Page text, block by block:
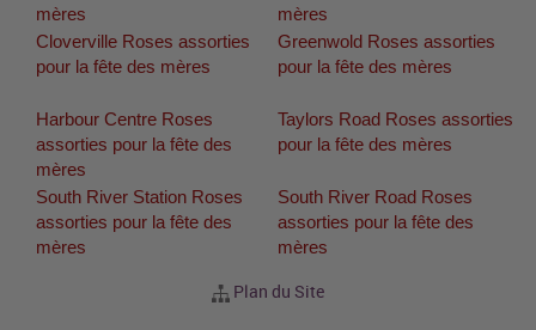
mères
mères
Cloverville Roses assorties
pour la fête des mères
Greenwold Roses assorties
pour la fête des mères
Harbour Centre Roses
assorties pour la fête des
mères
Taylors Road Roses assorties
pour la fête des mères
South River Station Roses
assorties pour la fête des
mères
South River Road Roses
assorties pour la fête des
mères
Plan du Site